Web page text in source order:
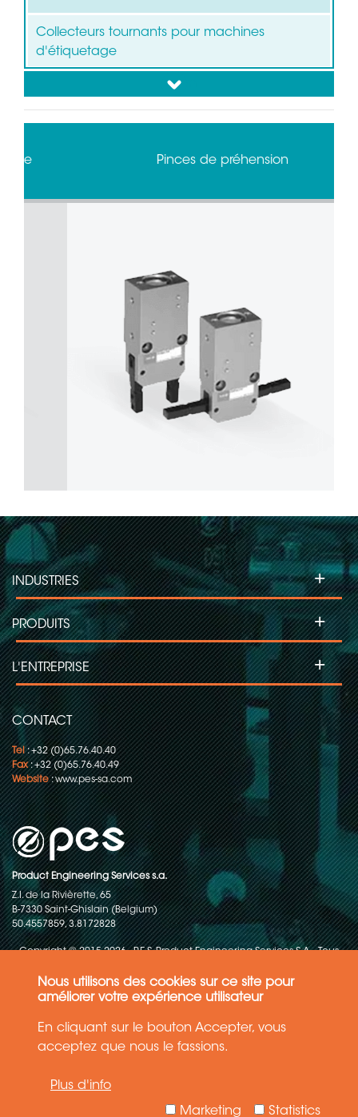
Nous utilisons des cookies sur ce site pour
améliorer votre expérience utilisateur
En cliquant sur le bouton Accepter, vous
acceptez que nous le fassions.
Plus d'info
Statistics
Marketing
Collecteurs tournants pour machines
d'étiquetage
Collecteurs tournants pour projecteurs
conditionnement en continu
down
Pinces de préhension
CONTACT
Tel: +32 (0)65.76.40.40
Fax: +32 (0)65.76.40.49
Website:www.pes-sa.com
Product Engineering Services s.a.
Z.I. de la Rivièrette, 65
B-7330 Saint-Ghislain (Belgium)
50.4557859, 3.8172828
INDUSTRIES +
PRODUITS +
L'ENTREPRISE +
Copyright © 2015-2026 - P.E.S. Product Engineering Services S.A. - Tous
Politique de protection des données
Conditions générales de ventes
récent de la technique. Les détails et les spécifications sont